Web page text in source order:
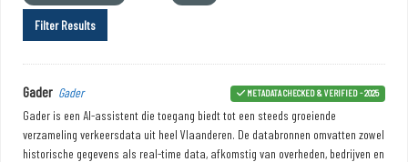
Filter Results
Gader Gader METADATA CHECKED & VERIFIED - 2025
Gader is een AI-assistent die toegang biedt tot een steeds groeiende
verzameling verkeersdata uit heel Vlaanderen. De databronnen omvatten zowel
historische gegevens als real-time data, afkomstig van overheden, bedrijven en